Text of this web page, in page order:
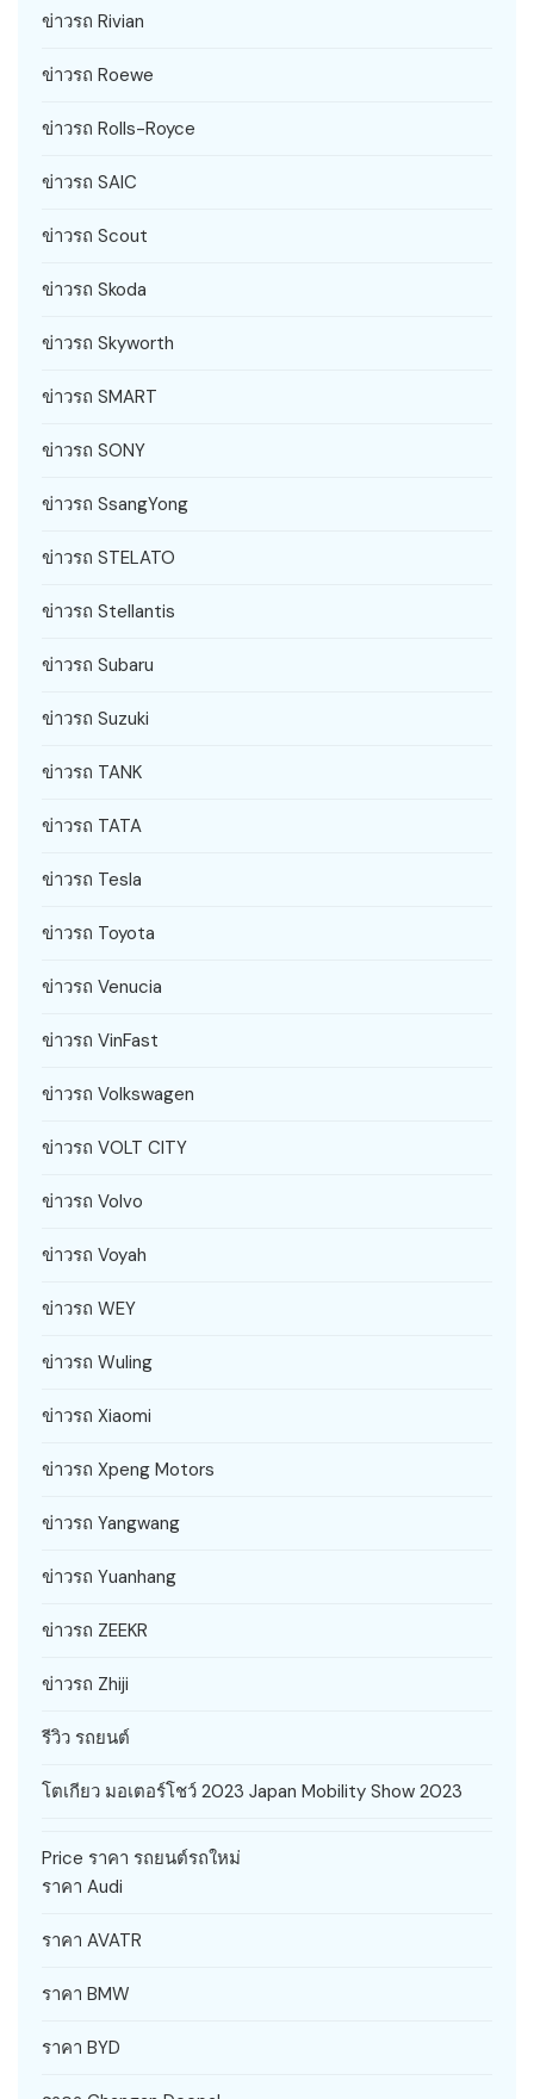
ข่าวรถ Rivian
ข่าวรถ Roewe
ข่าวรถ Rolls-Royce
ข่าวรถ SAIC
ข่าวรถ Scout
ข่าวรถ Skoda
ข่าวรถ Skyworth
ข่าวรถ SMART
ข่าวรถ SONY
ข่าวรถ SsangYong
ข่าวรถ STELATO
ข่าวรถ Stellantis
ข่าวรถ Subaru
ข่าวรถ Suzuki
ข่าวรถ TANK
ข่าวรถ TATA
ข่าวรถ Tesla
ข่าวรถ Toyota
ข่าวรถ Venucia
ข่าวรถ VinFast
ข่าวรถ Volkswagen
ข่าวรถ VOLT CITY
ข่าวรถ Volvo
ข่าวรถ Voyah
ข่าวรถ WEY
ข่าวรถ Wuling
ข่าวรถ Xiaomi
ข่าวรถ Xpeng Motors
ข่าวรถ Yangwang
ข่าวรถ Yuanhang
ข่าวรถ ZEEKR
ข่าวรถ Zhiji
รีวิว รถยนต์
โตเกียว มอเตอร์โชว์ 2023 Japan Mobility Show 2023
Price ราคา รถยนต์รถใหม่
ราคา Audi
ราคา AVATR
ราคา BMW
ราคา BYD